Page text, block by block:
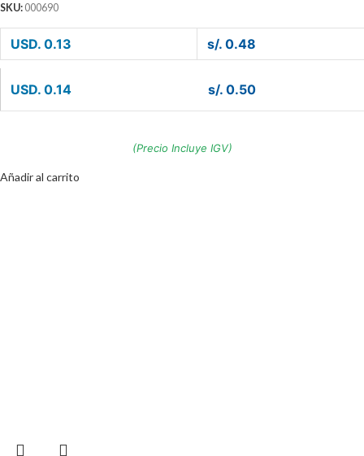
SKU: 000690
USD. 0.13 s/. 0.48
USD. 0.14 s/. 0.50
(Precio Incluye IGV)
Añadir al carrito